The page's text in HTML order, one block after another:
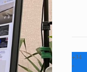
+34
°